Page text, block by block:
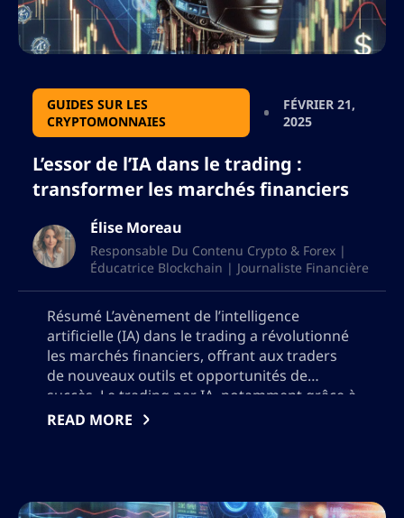
GUIDES SUR LES
CRYPTOMONNAIES
FÉVRIER 21,
2025
L’essor de l’IA dans le trading :
transformer les marchés financiers
Élise Moreau
Responsable Du Contenu Crypto & Forex |
Éducatrice Blockchain | Journaliste Financière
Résumé L’avènement de l’intelligence
artificielle (IA) dans le trading a révolutionné
les marchés financiers, offrant aux traders
de nouveaux outils et opportunités de
succès. Le trading par IA, notamment grâce à
l’utilisation de robots de trading d’actions par
READ MORE